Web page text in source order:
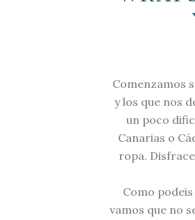
Comenzamos
y los que nos
un poco
Canarias o
ropa.
Como
vamos que no